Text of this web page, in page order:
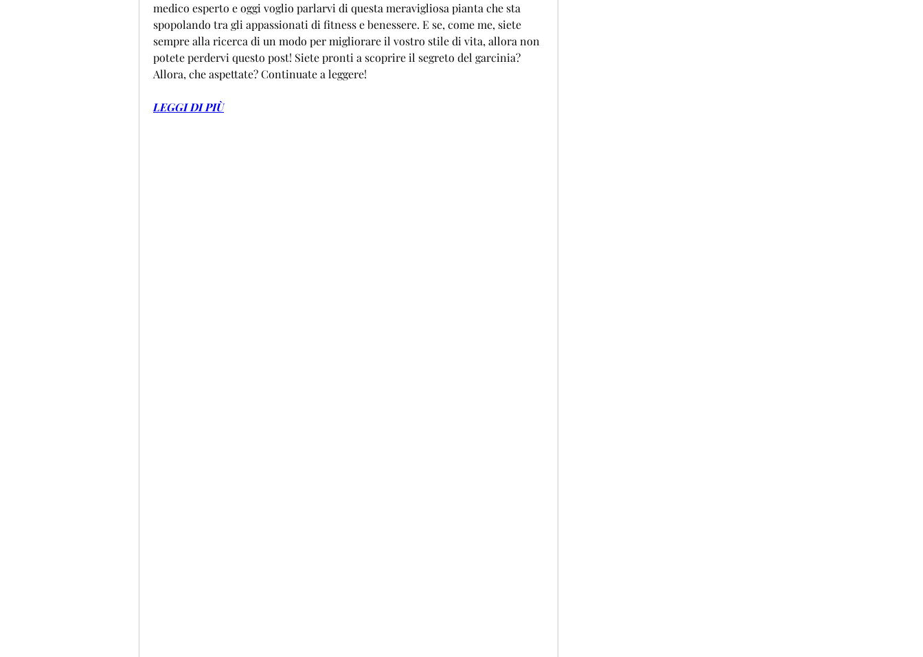
medico esperto e oggi voglio parlarvi di questa meravigliosa pianta che sta
spopolando tra gli appassionati di fitness e benessere. E se, come me, siete
sempre alla ricerca di un modo per migliorare il vostro stile di vita, allora non
potete perdervi questo post! Siete pronti a scoprire il segreto del garcinia?
Allora, che aspettate? Continuate a leggere!
LEGGI DI PIÙ